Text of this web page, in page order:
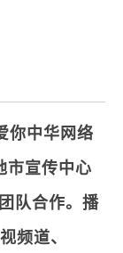
你中华网络
市宣传中心
队合作。播
频道、